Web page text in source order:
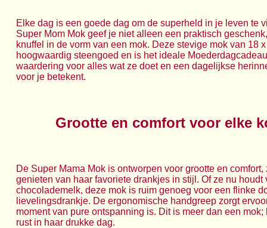
Elke dag is een goede dag om de superheld in je leven te
Super Mom Mok geef je niet alleen een praktisch
knuffel in de vorm van een mok. Deze stevige mok van 18
hoogwaardig steengoed en is het ideale
waardering voor alles wat ze doet en een dagelijkse
voor je betekent.
Grootte en comfort voor elke
De Super Mama Mok is ontworpen voor grootte en
genieten van haar favoriete drankjes in stijl. Of ze nu houdt
chocolademelk, deze mok is ruim genoeg voor een flinke
lievelingsdrankje. De ergonomische handgreep zorgt
moment van pure ontspanning is. Dit is meer dan een
rust in haar drukke dag.